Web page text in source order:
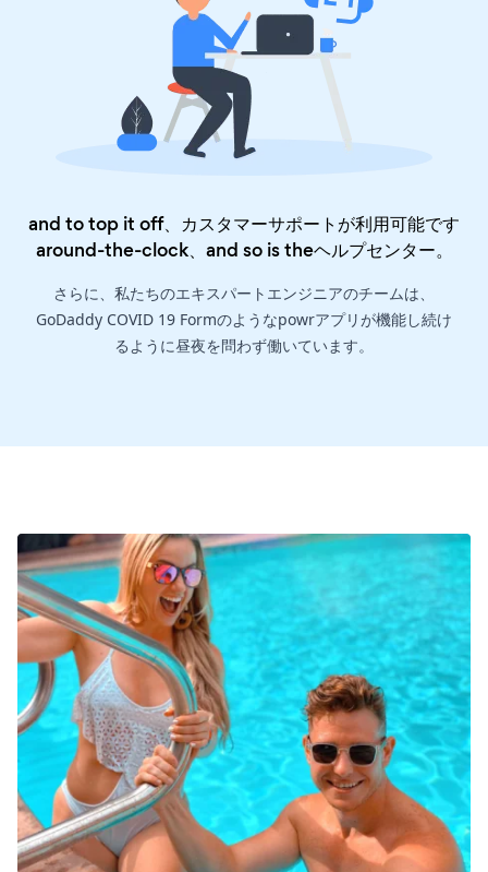
and to top it off、カスタマーサポートが利用可能です
around-the-clock、and so is theヘルプセンター。
さらに、私たちのエキスパートエンジニアのチームは、
GoDaddy COVID 19 Formのようなpowrアプリが機能し続け
るように昼夜を問わず働いています。